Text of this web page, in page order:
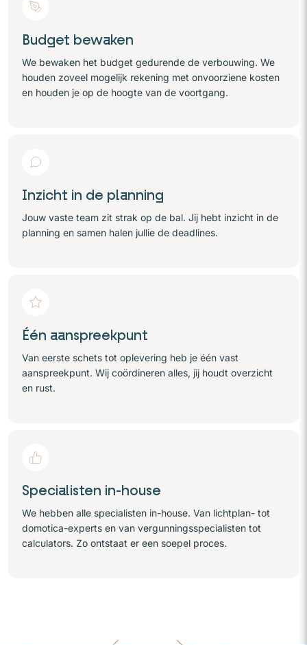
Budget bewaken
We bewaken het budget gedurende de verbouwing. We
houden zoveel mogelijk rekening met onvoorziene kosten
en houden je op de hoogte van de voortgang.
Inzicht in de planning
Jouw vaste team zit strak op de bal. Jij hebt inzicht in de
planning en samen halen jullie de deadlines.
Één aanspreekpunt
Van eerste schets tot oplevering heb je één vast
aanspreekpunt. Wij coördineren alles, jij houdt overzicht
en rust.
Specialisten in-house
We hebben alle specialisten in-house. Van lichtplan- tot
domotica-experts en van vergunningsspecialisten tot
calculators. Zo ontstaat er een soepel proces.